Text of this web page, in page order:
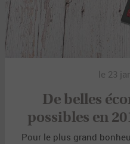
le 23
De belles
possibles en
Pour le plus grand